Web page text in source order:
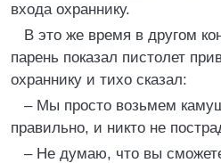
входа охраннику.
В это же время в другом
парень показал пистолет
охраннику и тихо сказал:
– Мы просто возьмем
правильно, и никто не
– Не думаю, что вы